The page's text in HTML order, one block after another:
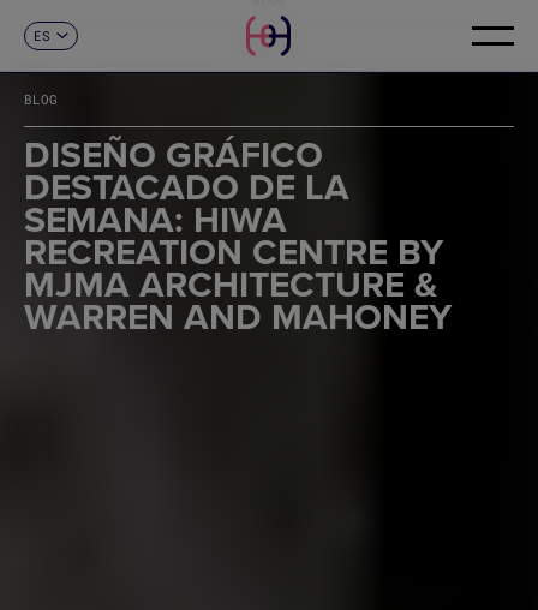
ES
FR
DE
IT
PT
CONTACTO
BLOG
DISEÑO GRÁFICO
DESTACADO DE LA
SEMANA: HIWA
RECREATION CENTRE BY
MJMA ARCHITECTURE &
WARREN AND MAHONEY